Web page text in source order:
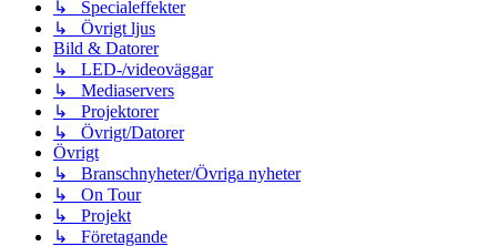
↳ Specialeffekter
↳ Övrigt ljus
Bild & Datorer
↳ LED-/videoväggar
↳ Mediaservers
↳ Projektorer
↳ Övrigt/Datorer
Övrigt
↳ Branschnyheter/Övriga nyheter
↳ On Tour
↳ Projekt
↳ Företagande